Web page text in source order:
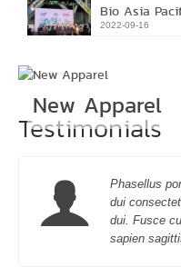
Bio Asia
2022-09-16
New Apparel
Testimonials
Phasellus
dui
dui. Fusce
sapien